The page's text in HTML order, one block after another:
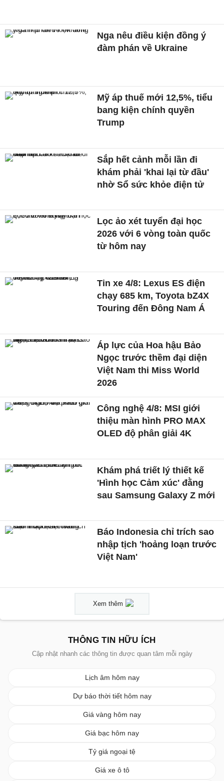
Nga nêu điều kiện đồng ý
đàm phán về Ukraine
Mỹ áp thuế mới 12,5%, tiểu
bang kiện chính quyền
Trump
Sắp hết cảnh mỗi lần đi
khám phải 'khai lại từ đầu'
nhờ Sổ sức khỏe điện tử
Lọc ảo xét tuyển đại học
2026 với 6 vòng toàn quốc
từ hôm nay
Tin xe 4/8: Lexus ES điện
chạy 685 km, Toyota bZ4X
Touring đến Đông Nam Á
Áp lực của Hoa hậu Bảo
Ngọc trước thềm đại diện
Việt Nam thi Miss World
2026
Công nghệ 4/8: MSI giới
thiệu màn hình PRO MAX
OLED độ phân giải 4K
Khám phá triết lý thiết kế
'Hình học Cảm xúc' đằng
sau Samsung Galaxy Z mới
Báo Indonesia chỉ trích sao
nhập tịch 'hoảng loạn trước
Việt Nam'
Xem thêm
THÔNG TIN HỮU ÍCH
Cập nhật nhanh các thông tin được quan tâm mỗi ngày
Lịch âm hôm nay
Dự báo thời tiết hôm nay
Giá vàng hôm nay
Giá bạc hôm nay
Tỷ giá ngoại tệ
Giá xe ô tô